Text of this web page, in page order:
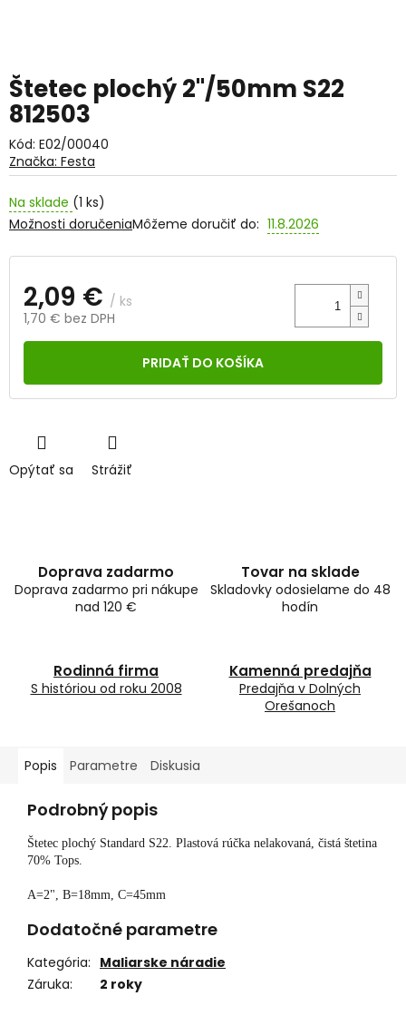
Štetec plochý 2"/50mm S22
812503
Kód: E02/00040
Na sklade (1 ks)
Môžeme doručiť do: 11.8.2026
Možnosti doručenia
2,09 € / ks
1,70 € bez DPH
Jednotková
PRIDAŤ DO KOŠÍKA
Opýtať sa Strážiť
Značka: Festa
Doprava zadarmo
Doprava zadarmo pri nákupe
nad 120 €
Tovar na sklade
Skladovky odosielame do 48
hodín
Rodinná firma
S históriou od roku 2008
Kamenná predajňa
Predajňa v Dolných
Orešanoch
Popis Parametre Diskusia
Podrobný popis
Štetec plochý Standard S22. Plastová rúčka nelakovaná, čistá štetina
70% Tops.
A=2", B=18mm, C=45mm
Dodatočné parametre
Kategória: Maliarske náradie
Záruka: 2 roky